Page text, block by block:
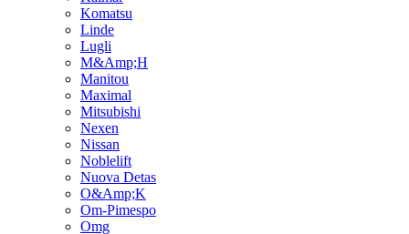
Komatsu
Linde
Lugli
M&Amp;H
Manitou
Maximal
Mitsubishi
Nexen
Nissan
Noblelift
Nuova Detas
O&Amp;K
Om-Pimespo
Omg